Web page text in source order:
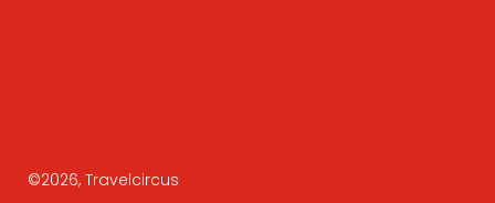
©2026, Travelcircus